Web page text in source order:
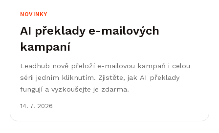
NOVINKY
AI překlady e-mailových
kampaní
Leadhub nově přeloží e-mailovou kampaň i celou
sérii jedním kliknutím. Zjistěte, jak AI překlady
fungují a vyzkoušejte je zdarma.
14. 7. 2026